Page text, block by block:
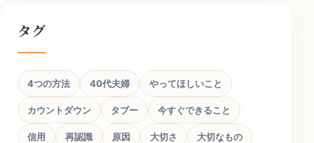
タグ
4つの方法 40代夫婦 やってほしいこと
カウントダウン タブー 今すぐできること
信用 再認識 原因 大切さ 大切なもの